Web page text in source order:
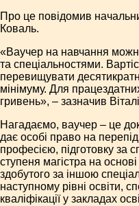
Про це повідомив
Коваль.
«Ваучер на навчання
та спеціальностями.
перевищувати
мінімуму. Для
гривень», – зазначив
Нагадаємо, ваучер – це
дає особі право на
професією, підготовку за
ступеня магістра на
здобутого за іншою
наступному рівні освіти,
кваліфікації у закладах